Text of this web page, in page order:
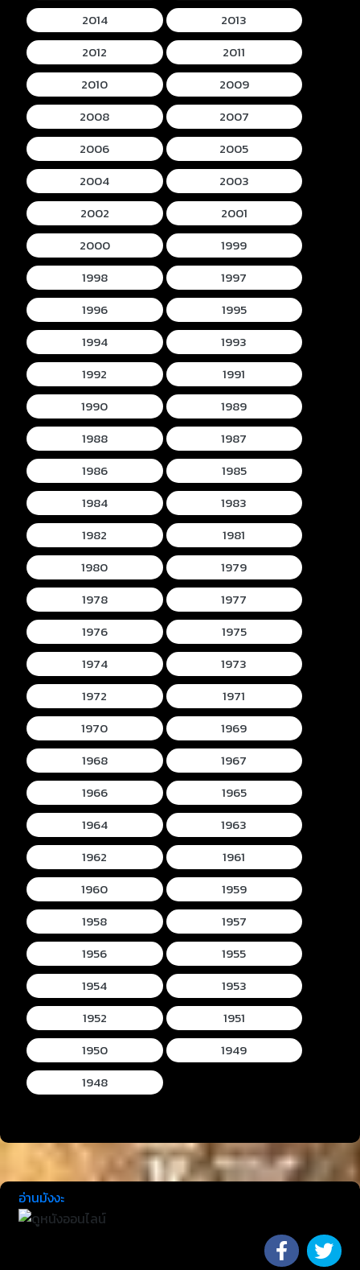
2014
2013
2012
2011
2010
2009
2008
2007
2006
2005
2004
2003
2002
2001
2000
1999
1998
1997
1996
1995
1994
1993
1992
1991
1990
1989
1988
1987
1986
1985
1984
1983
1982
1981
1980
1979
1978
1977
1976
1975
1974
1973
1972
1971
1970
1969
1968
1967
1966
1965
1964
1963
1962
1961
1960
1959
1958
1957
1956
1955
1954
1953
1952
1951
1950
1949
1948
อ่านมังงะ